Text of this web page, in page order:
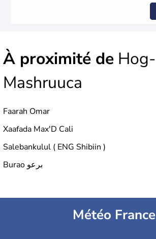
À proximité de Hog-
Mashruuca
Faarah Omar
Xaafada Max'D Cali
Salebankulul ( ENG Shibiin )
Burao برعو
Météo France